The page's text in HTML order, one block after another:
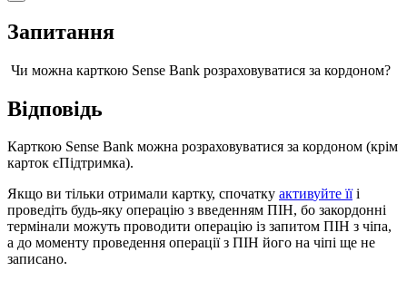
Запитання
Чи можна карткою Sense Bank розраховуватися за кордоном?
Відповідь
Карткою Sense Bank можна розраховуватися за кордоном (крім
карток єПідтримка).
Якщо ви тільки отримали картку, спочатку активуйте її і
проведіть будь-яку операцію з введенням ПІН, бо закордонні
термінали можуть проводити операцію із запитом ПІН з чіпа,
а до моменту проведення операції з ПІН його на чіпі ще не
записано.